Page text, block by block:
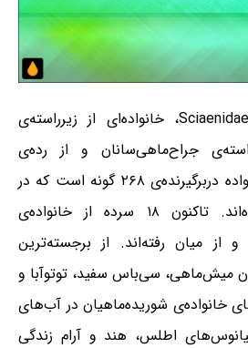
خانواده‌ی شوریده‌ماهیان Sciaenidae، خانواده‌ای از زیرراسته‌ی
جراح‌ماهی‌سانان و از رده‌ی
پرتوبالگان هستند. این خانواده دربرگیرنده‌ی ۲۶۸ گونه است که در
۶۹ سرده دسته‌بندی شده‌اند. تاکنون ۱۸ سرده از خانواده‌ی
از میان رفته‌اند. از برجسته‌ترین
میش‌ماهی، سی‌باس سفید، توتوآبا و
خانواده‌ی شوریده‌ماهیان در آب‌های
اطلس، هند و آرام زندگی